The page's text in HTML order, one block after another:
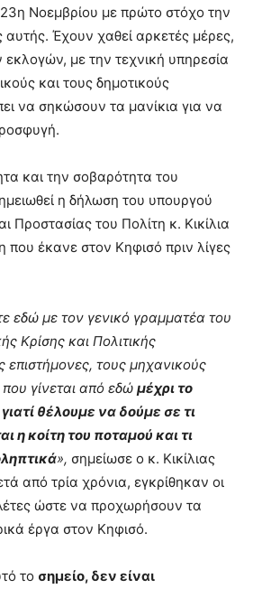
23η Νοεμβρίου με πρώτο στόχο την
Έχουν χαθεί αρκετές μέρες,
με την τεχνική υπηρεσία
και τους δημοτικούς
να σηκώσουν τα μανίκια για να
και την σοβαρότητα του
η δήλωση του υπουργού
Προστασίας του Πολίτη κ. Κικίλια
που έκανε στον Κηφισό πριν λίγες
εδώ με τον γενικό γραμματέα του
Κρίσης και Πολιτικής
επιστήμονες, τους μηχανικούς
που γίνεται από εδώ μέχρι το
θέλουμε να δούμε σε τι
η κοίτη του ποταμού και τι
», σημείωσε ο κ. Κικίλιας
από τρία χρόνια, εγκρίθηκαν οι
ώστε να προχωρήσουν τα
έργα στον Κηφισό.
το σημείο, δεν είναι